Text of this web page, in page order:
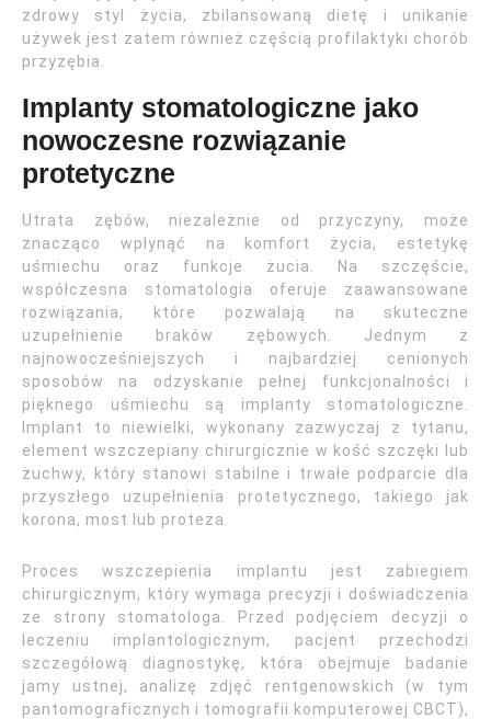
zdrowy styl życia, zbilansowaną dietę i unikanie
używek jest zatem również częścią profilaktyki chorób
przyzębia.
Implanty stomatologiczne jako
nowoczesne rozwiązanie
protetyczne
Utrata zębów, niezależnie od przyczyny, może
znacząco wpłynąć na komfort życia, estetykę
uśmiechu oraz funkcje żucia. Na szczęście,
współczesna stomatologia oferuje zaawansowane
rozwiązania, które pozwalają na skuteczne
uzupełnienie braków zębowych. Jednym z
najnowocześniejszych i najbardziej cenionych
sposobów na odzyskanie pełnej funkcjonalności i
pięknego uśmiechu są implanty stomatologiczne.
Implant to niewielki, wykonany zazwyczaj z tytanu,
element wszczepiany chirurgicznie w kość szczęki lub
żuchwy, który stanowi stabilne i trwałe podparcie dla
przyszłego uzupełnienia protetycznego, takiego jak
korona, most lub proteza.
Proces wszczepienia implantu jest zabiegiem
chirurgicznym, który wymaga precyzji i doświadczenia
ze strony stomatologa. Przed podjęciem decyzji o
leczeniu implantologicznym, pacjent przechodzi
szczegółową diagnostykę, która obejmuje badanie
jamy ustnej, analizę zdjęć rentgenowskich (w tym
pantomograficznych i tomografii komputerowej CBCT),